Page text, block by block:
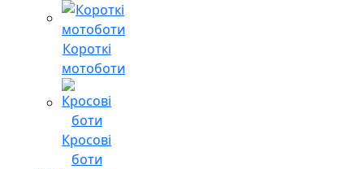
Короткі
мотоботи
Кросові
боти